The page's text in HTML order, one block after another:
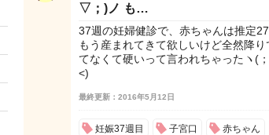
▽；)ノ も…
37週の妊婦健診で、赤ちゃんは推定
もう産まれてきて欲しいけど全然降
てなくて硬いって言われちゃったヽ(
<)
最終更新：2016年5月12日
妊娠37週目 子宮口 赤ちゃん